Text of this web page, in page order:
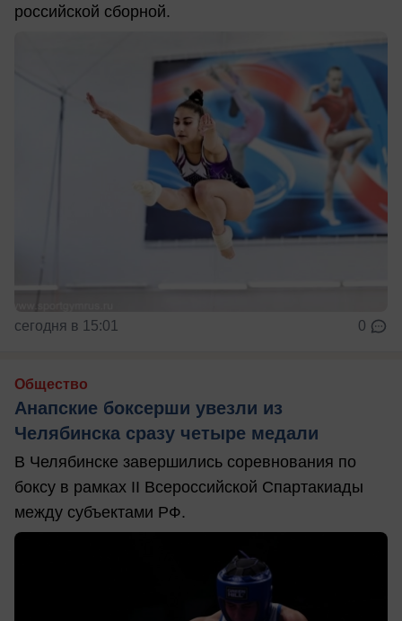
российской сборной.
сегодня в 15:01 0
Общество
Анапские боксерши увезли из
Челябинска сразу четыре медали
В Челябинске завершились соревнования по
боксу в рамках II Всероссийской Спартакиады
между субъектами РФ.